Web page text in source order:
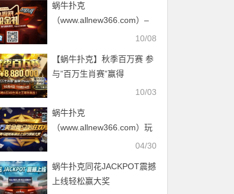
蜗牛扑克
（www.allnew366.com）–
国庆天天乐，游戏不间断10/08
【蜗牛扑克】秋季百万赛 参
与”百万生肖赛”赢得
10/03
蜗牛扑克
（www.allnew366.com）玩
奥马哈轻松领走20万美金现
04/30
蜗牛扑克同花JACKPOT震撼
上线轻松赢大奖